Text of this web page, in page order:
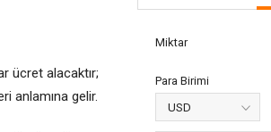
ücret alacaktır;
anlamına gelir.
Miktar
Para Birimi